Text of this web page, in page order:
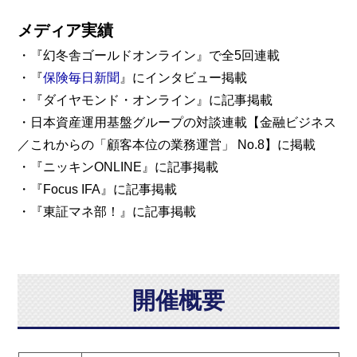
メディア実績
・『幻冬舎ゴールドオンライン』で全5回連載
・『保険毎日新聞 』にインタビュー掲載
・『ダイヤモンド・オンライン』に記事掲載
・日本資産運用基盤グループの対談連載【金融ビジネス
／これからの「顧客本位の業務運営」 No.8】に掲載
・『ニッキンONLINE』に記事掲載
・『Focus IFA』に記事掲載
・『東証マネ部！』に記事掲載
開催概要